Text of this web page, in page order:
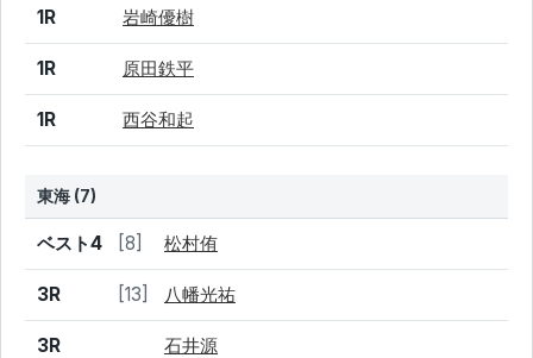
1R 岩崎優樹
1R 原田鉄平
1R 西谷和起
東海 (7)
結果 シード 選手名
ベスト4 [8] 松村侑
3R [13] 八幡光祐
3R 石井源